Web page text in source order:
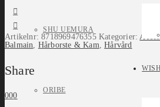
SHU UEMURA
ORIBE
Artikelnr:8718969476355 Kategorier:
Balmain, Hårborste & Kam,Hårvård
Share
000